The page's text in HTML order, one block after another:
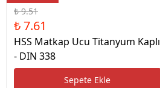
₺ 9.51
₺ 7.61
HSS Matkap Ucu Titanyum Kaplı
- DIN 338
Sepete Ekle